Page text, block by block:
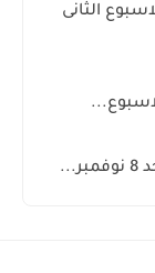
خطة 3 ايام للاسبوع الثانى